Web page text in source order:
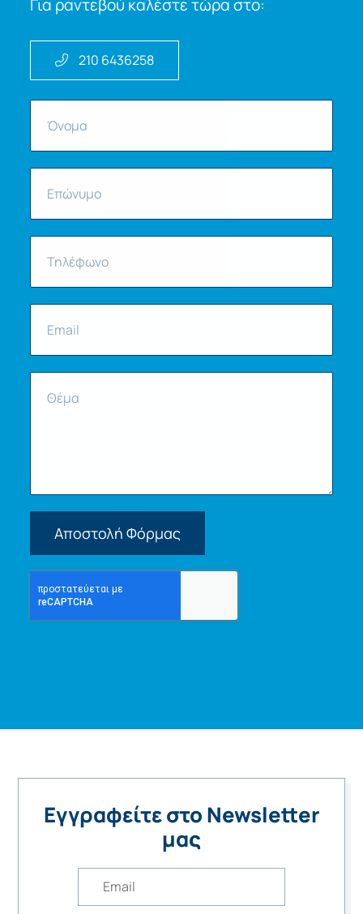
Για ραντεβού καλέστε τώρα στο:
210 6436258
Αποστολή Φόρμας
Εγγραφείτε στο Newsletter
μας